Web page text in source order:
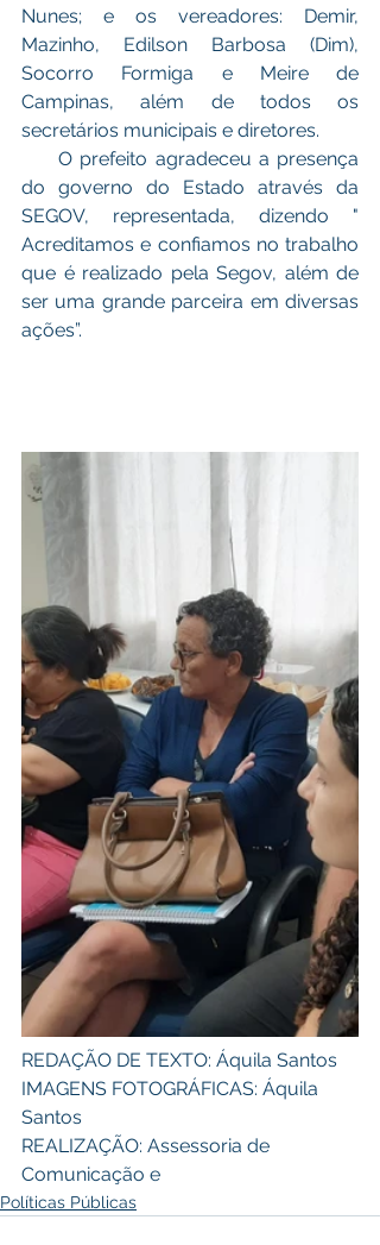
Nunes; e os vereadores: Demir,
Mazinho, Edilson Barbosa (Dim),
Socorro Formiga e Meire de
Campinas, além de todos os
secretários municipais e diretores.
     O prefeito agradeceu a presença
do governo do Estado através da
SEGOV, representada, dizendo "
Acreditamos e confiamos no trabalho
que é realizado pela Segov, além de
ser uma grande parceira em diversas
ações”.
REDAÇÃO DE TEXTO: Áquila Santos
IMAGENS FOTOGRÁFICAS: Áquila
Santos
REALIZAÇÃO: Assessoria de
Comunicação e
Políticas Públicas